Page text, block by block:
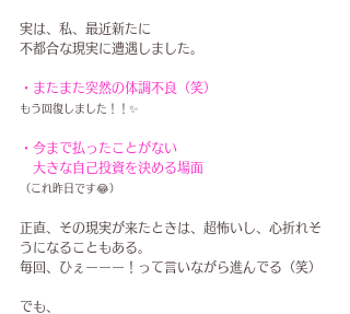
実は、私、最近新たに
不都合な現実に遭遇しました。
・またまた突然の体調不良（笑）
もう回復しました！！✨
・今まで払ったことがない
大きな自己投資を決める場面
（これ昨日です😂）
正直、その現実が来たときは、超怖いし、心折れそ
うになることもある。
毎回、ひぇーーー！って言いながら進んでる（笑）
でも、